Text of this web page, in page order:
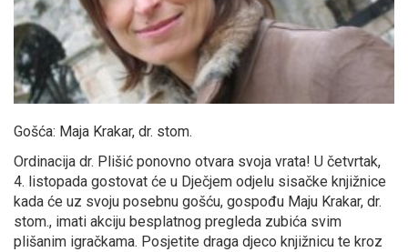
Gošća: Maja Krakar, dr. stom.
Ordinacija dr. Plišić ponovno otvara svoja vrata! U četvrtak,
4. listopada gostovat će u Dječjem odjelu sisačke knjižnice
kada će uz svoju posebnu gošću, gospođu Maju Krakar, dr.
stom., imati akciju besplatnog pregleda zubića svim
plišanim igračkama. Posjetite draga djeco knjižnicu te kroz